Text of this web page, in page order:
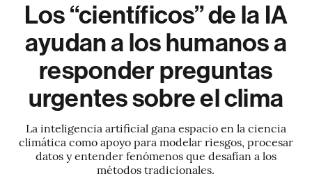
Los “científicos” de la IA
ayudan a los humanos a
responder preguntas
urgentes sobre el clima
La inteligencia artificial gana espacio en la ciencia
climática como apoyo para modelar riesgos, procesar
datos y entender fenómenos que desafían a los
métodos tradicionales.